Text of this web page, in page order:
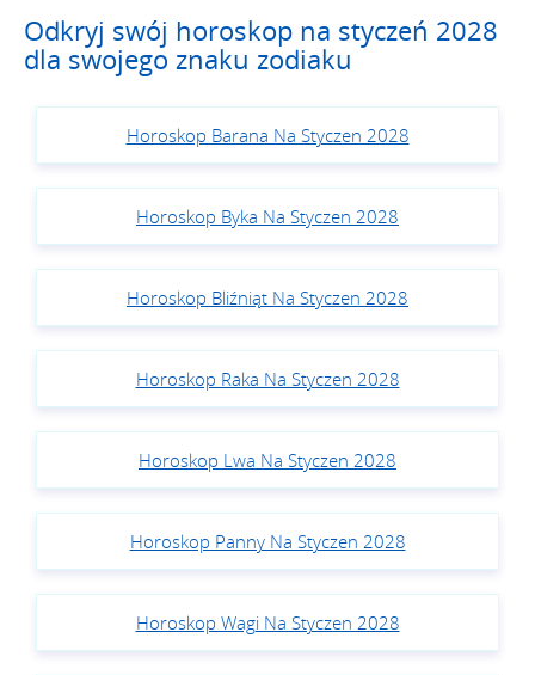
Odkryj swój horoskop na styczeń 2028
dla swojego znaku zodiaku
Horoskop Barana Na Styczen 2028
Horoskop Byka Na Styczen 2028
Horoskop Bliźniąt Na Styczen 2028
Horoskop Raka Na Styczen 2028
Horoskop Lwa Na Styczen 2028
Horoskop Panny Na Styczen 2028
Horoskop Wagi Na Styczen 2028